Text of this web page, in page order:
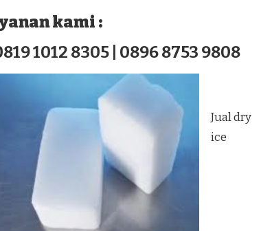
kami :
1012 8305 | 0896 8753 9808
Jual dry
ice